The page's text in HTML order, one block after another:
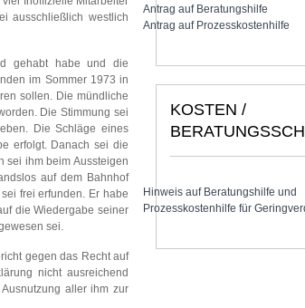
ausschließlich westlich
gehabt habe und die
im Sommer 1973 in
sollen. Die mündliche
Die Stimmung sei
Die Schläge eines
erfolgt. Danach sei die
sei ihm beim Aussteigen
auf dem Bahnhof
frei erfunden. Er habe
die Wiedergabe seiner
sei.
gegen das Recht auf
nicht ausreichend
aller ihm zur
Antrag auf Beratungshilfe
Antrag auf Prozesskostenhilfe
KOSTEN /
Hinweis auf Beratungshilfe und
Prozesskostenhilfe für